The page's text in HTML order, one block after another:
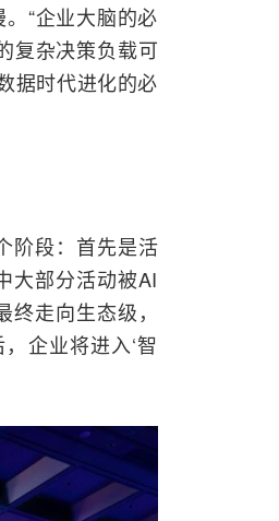
“企业大脑的必
复杂决策负载可
据时代进化的必
阶段：首先是活
大部分活动被AI
走向生态级，
企业将进入‘智